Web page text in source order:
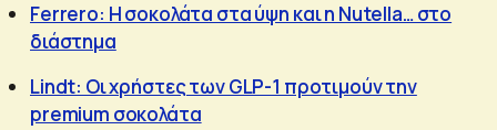
Ferrero: Η σοκολάτα στα ύψη και η Nutella… στο
διάστημα
Lindt: Οι χρήστες των GLP-1 προτιμούν την
premium σοκολάτα